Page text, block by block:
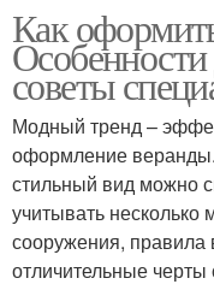
Как
советы
Модный тренд –
оформление
стильный вид можно
учитывать несколько
сооружения,
отличительные черты